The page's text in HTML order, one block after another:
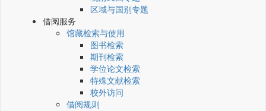
区域与国别专题
借阅服务
馆藏检索与使用
图书检索
期刊检索
学位论文检索
特殊文献检索
校外访问
借阅规则